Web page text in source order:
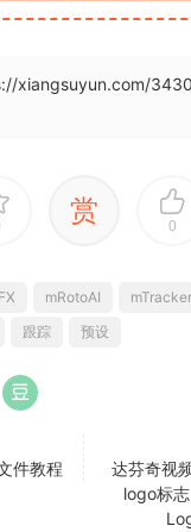
xiangsuyun.com/
赏 0
mRotoAI
跟踪 预设
件教程
达芬奇视
logo标